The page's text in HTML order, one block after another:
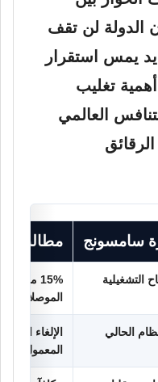
الدولة لن تقف
يمس استقرار
تغليب
العالمي
سامسونج مطالب
15% من
الموصلات
الحالي
الإلغاء
المعمول به